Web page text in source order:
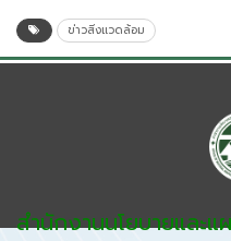
ข่าวสิ่งแวดล้อม
สำนักงานนโยบายและ